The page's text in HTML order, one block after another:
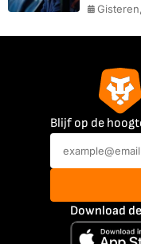
Blijf op de
Download